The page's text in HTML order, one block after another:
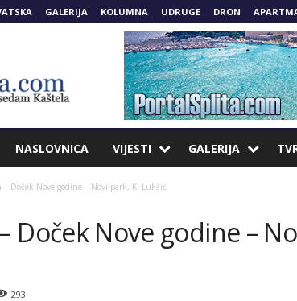
GALERIJA KOLUMNA UDRUGE DRON
NASLOVNICA VIJESTI GALERIJA
– Doček Nove godine – Novi park, K. Lukšić
Doček Nove godine –
293